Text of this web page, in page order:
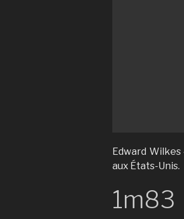
Edward
aux États-Unis.
1m83